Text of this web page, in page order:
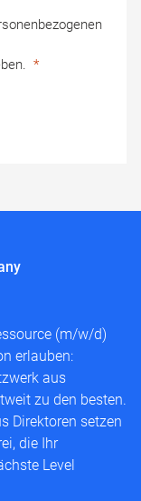
(m/w/d)
erlauben:
aus
zu den besten.
Direktoren setzen
die Ihr
Level